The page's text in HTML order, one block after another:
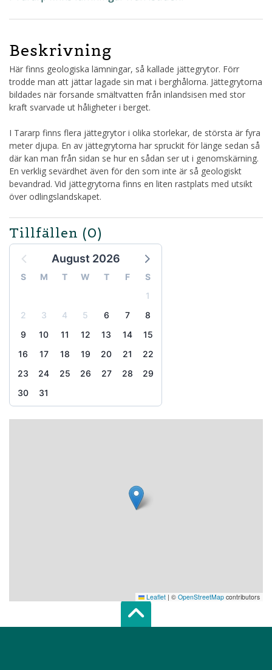
Beskrivning
Här finns geologiska lämningar, så kallade jättegrytor. Förr
trodde man att jättar lagade sin mat i berghålorna. Jättegrytorna
bildades när forsande smältvatten från inlandsisen med stor
kraft svarvade ut håligheter i berget.
I Tararp finns flera jättegrytor i olika storlekar, de största är fyra
meter djupa. En av jättegrytorna har spruckit för länge sedan så
där kan man från sidan se hur en sådan ser ut i genomskärning.
En verklig sevärdhet även för den som inte är så geologiskt
bevandrad. Vid jättegrytorna finns en liten rastplats med utsikt
över odlingslandskapet.
Tillfällen (0)
August 2026
S M T W T F
S
1
2
3 4 5 6 7
8
9
10 11 12 13 14
15
16
17 18 19 20 21
22
23
24 25 26 27 28
29
30
31
Leaflet | © OpenStreetMap contributors
Scroll top of